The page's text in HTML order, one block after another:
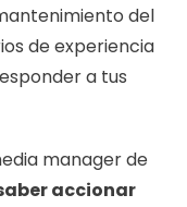
del
de experiencia
a tus
manager de
accionar